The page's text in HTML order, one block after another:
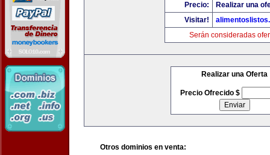
Precio:
Realizar una
Visitar!
Serán consideradas
Realizar una Oferta
Precio Ofrecido $
Otros dominios en venta: